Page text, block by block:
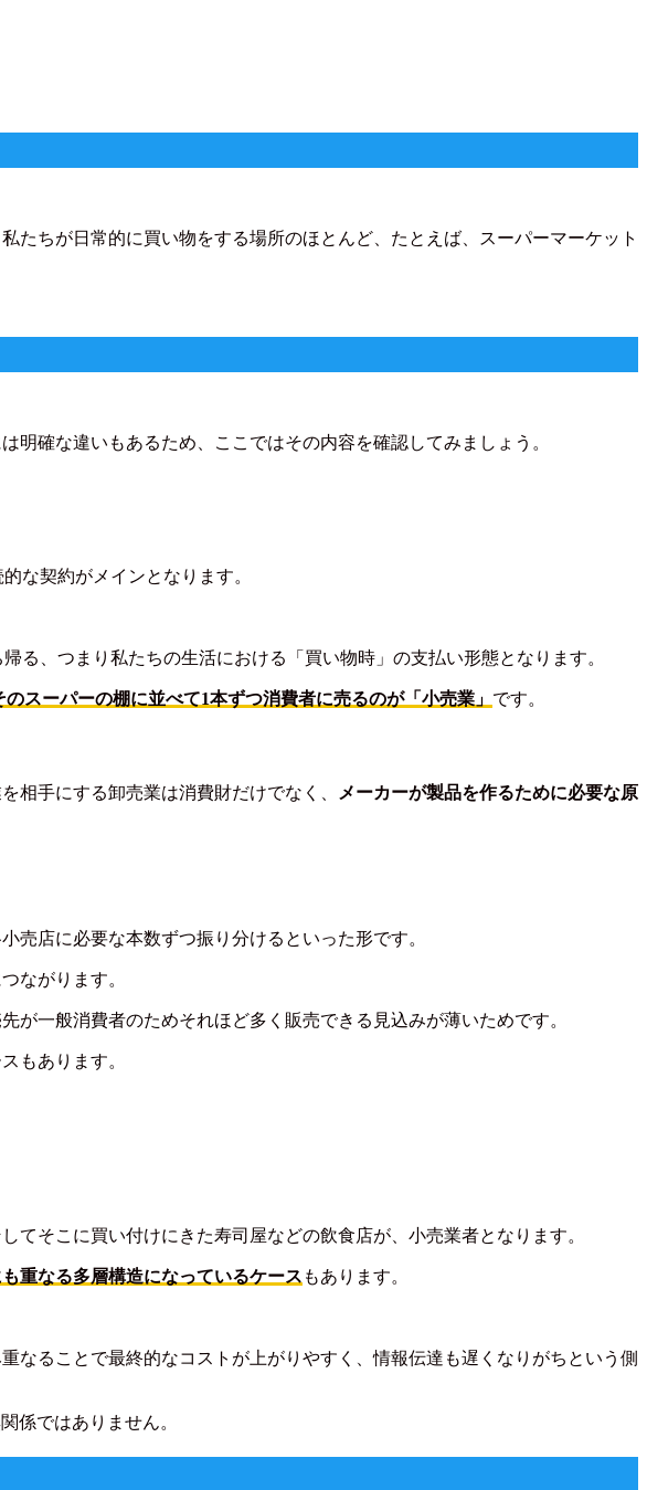
たちが日常的に買い物をする場所のほとんど、たとえば、スーパーマーケット
確な違いもあるため、ここではその内容を確認してみましょう。
な契約がメインとなります。
る、つまり私たちの生活における「買い物時」の支払い形態となります。
スーパーの棚に並べて1本ずつ消費者に売るのが「小売業」 です。
相手にする卸売業は消費財だけでなく、
メーカーが製品を作るために必要な原
売店に必要な本数ずつ振り分けるといった形です。
ながります。
一般消費者のためそれほど多く販売できる見込みが薄いためです。
もあります。
そこに買い付けにきた寿司屋などの飲食店が、小売業者となります。
重なる多層構造になっているケース もあります。
ることで最終的なコストが上がりやすく、情報伝達も遅くなりがちという側
係ではありません。